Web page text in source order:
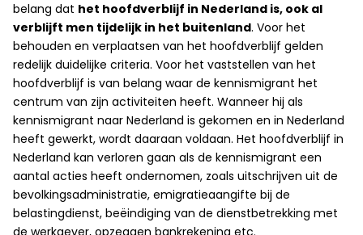
belang dat het hoofdverblijf in Nederland is, ook al
verblijft men tijdelijk in het buitenland. Voor het
behouden en verplaatsen van het hoofdverblijf gelden
redelijk duidelijke criteria. Voor het vaststellen van het
hoofdverblijf is van belang waar de kennismigrant het
centrum van zijn activiteiten heeft. Wanneer hij als
kennismigrant naar Nederland is gekomen en in Nederland
heeft gewerkt, wordt daaraan voldaan. Het hoofdverblijf in
Nederland kan verloren gaan als de kennismigrant een
aantal acties heeft ondernomen, zoals uitschrijven uit de
bevolkingsadministratie, emigratieaangifte bij de
belastingdienst, beëindiging van de dienstbetrekking met